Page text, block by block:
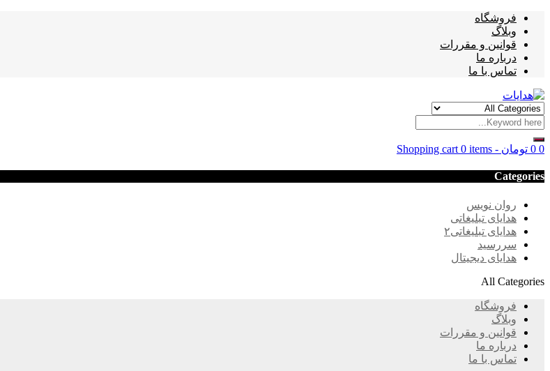
فروشگاه
وبلاگ
قوانین و مقررات
درباره ما
تماس با ما
Shopping cart 0 items - 0 تومان 0
Categories
روان نویس
هدایای تبلیغاتی
هدایای تبلیغاتی۲
سررسید
هدایای دیجیتال
All Categories
فروشگاه
وبلاگ
قوانین و مقررات
درباره ما
تماس با ما